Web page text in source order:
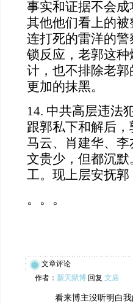
事实和证据不会
其他他们看上的
连打死的雷洋的
锁反应，老郭这
计，也不排除老
更加的抹黑。
14. 中共高层违法
跟郭私下和解后
马云、肖建华、
文贵少，但都沉
工。现上层安抚
。。。
文章评论
作者： 新天狱博 回复 文庙
看来博主没听明白